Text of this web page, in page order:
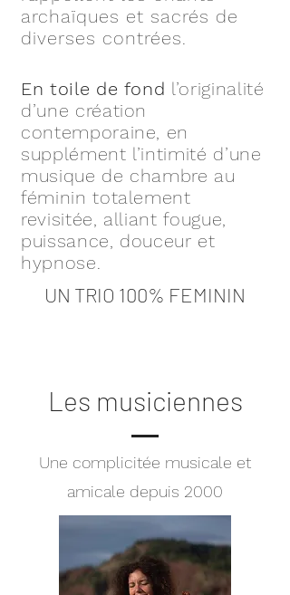
archaïques et sacrés de
diverses contrées.
En toile de fond l’originalité
d’une création
contemporaine, en
supplément l’intimité d’une
musique de chambre au
féminin totalement
revisitée, alliant fougue,
puissance, douceur et
hypnose.
UN TRIO 100% FEMININ
Les musiciennes
Une complicitée musicale et
amicale depuis 2000